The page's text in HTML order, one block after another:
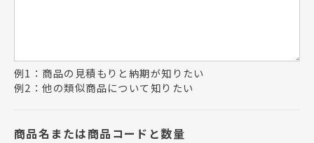
例1：商品の見積もりと納期が知りたい
例2：他の類似商品について知りたい
商品名または商品コードと数量